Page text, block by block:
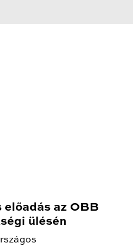
előadás az OBB
ülésén